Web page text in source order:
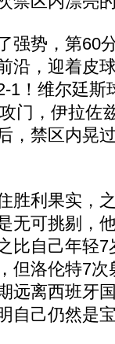
势，第60
沿，迎着皮
1！维尔廷斯
门，伊拉佐
，禁区内晃
利果实，
无可挑剔，
比自己年轻
但洛伦特7
远离西班牙
自己仍然是